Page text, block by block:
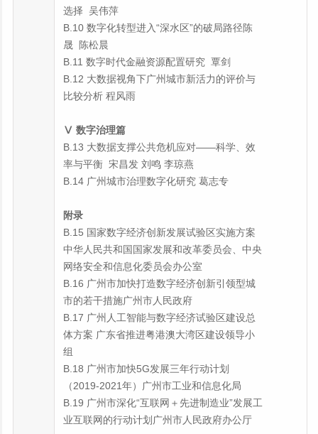
选择 吴伟萍
B.10 数字化转型进入“深水区”的破局路径陈
晟 陈松晨
B.11 数字时代金融资源配置研究 覃剑
B.12 大数据视角下广州城市新活力的评价与
比较分析 程风雨
Ⅴ 数字治理篇
B.13 大数据支撑公共危机应对——科学、效
率与平衡 宋昌发 刘鸣 李琼燕
B.14 广州城市治理数字化研究 葛志专
附录
B.15 国家数字经济创新发展试验区实施方案
中华人民共和国国家发展和改革委员会、中央
网络安全和信息化委员会办公室
B.16 广州市加快打造数字经济创新引领型城
市的若干措施广州市人民政府
B.17 广州人工智能与数字经济试验区建设总
体方案 广东省推进粤港澳大湾区建设领导小
组
B.18 广州市加快5G发展三年行动计划
（2019-2021年）广州市工业和信息化局
B.19 广州市深化“互联网＋先进制造业”发展工
业互联网的行动计划广州市人民政府办公厅